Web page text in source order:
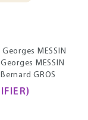
MESSIN
MESSIN
GROS